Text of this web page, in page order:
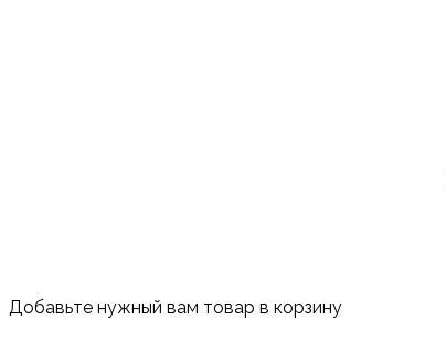
Добавьте нужный вам товар в корзину